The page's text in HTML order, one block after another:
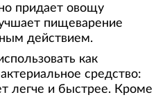
придает овощу
пищеварение
действием.
как
средство:
легче и быстрее. Кроме